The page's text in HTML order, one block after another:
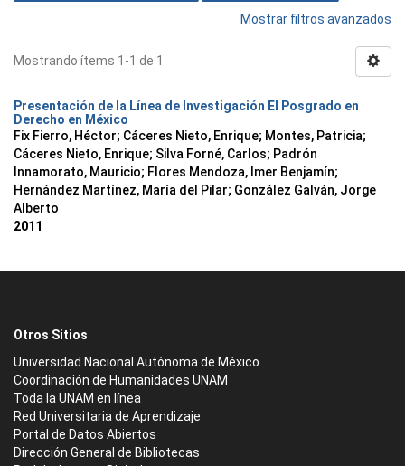
Mostrar filtros avanzados
Mostrando ítems 1-1 de 1
Presentación de la Línea de Investigación El Posgrado en
Derecho en México
Fix Fierro, Héctor; Cáceres Nieto, Enrique; Montes, Patricia;
Cáceres Nieto, Enrique; Silva Forné, Carlos; Padrón
Innamorato, Mauricio; Flores Mendoza, Imer Benjamín;
Hernández Martínez, María del Pilar; González Galván, Jorge
Alberto
2011
Otros Sitios
Universidad Nacional Autónoma de México
Coordinación de Humanidades UNAM
Toda la UNAM en línea
Red Universitaria de Aprendizaje
Portal de Datos Abiertos
Dirección General de Bibliotecas